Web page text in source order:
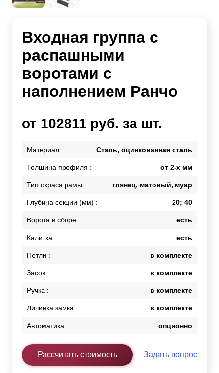
Входная группа с
распашными
воротами с
наполнением Ранчо
от 102811 руб. за шт.
Материал : Сталь, оцинкованная сталь
Толщина профиля : от 2-х мм
Тип окраса рамы : глянец, матовый, муар
Глубина секции (мм) : 20; 40
Ворота в сборе : есть
Калитка : есть
Петли : в комплекте
Засов : в комплекте
Ручка : в комплекте
Личинка замка : в комплекте
Автоматика : опционно
Рассчитать стоимость Задать вопрос